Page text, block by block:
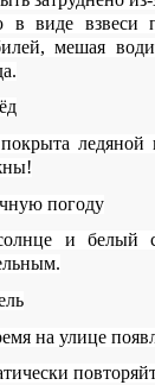
в виде взвеси
мешая
ледяной
погоду
и белый
на улице